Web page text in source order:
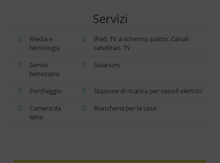
Servizi
Media e
tecnologia
iPad, TV a schermo piatto, Canali
satellitari, TV
Servizi
benessere
Solarium
Parcheggio
Stazione di ricarica per veicoli elettrici
Camera da
letto
Biancheria per la casa